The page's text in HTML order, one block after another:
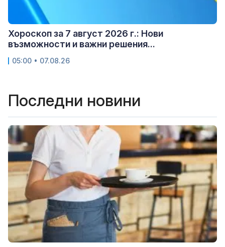
Хороскоп за 7 август 2026 г.: Нови
възможности и важни решения...
05:00 • 07.08.26
Последни новини